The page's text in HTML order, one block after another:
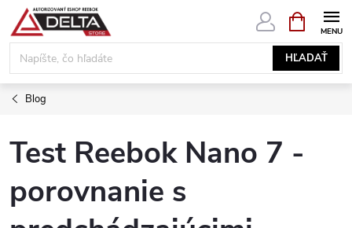
Prejsť
obsah
HĽADAŤ
KOŠÍK
Blog
Test Reebok Nano 7 -
porovnanie s